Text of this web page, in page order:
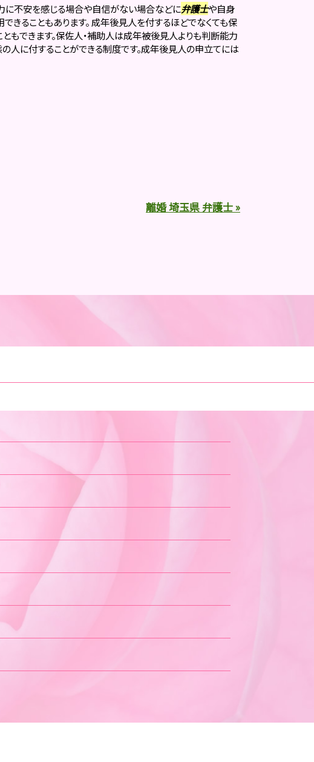
不安を感じる場合や自信がない場合などに弁護士や自身
きることもあります。 成年後見人を付するほどでなくても保
もできます。保佐人・補助人は成年被後見人よりも判断能力
人に付することができる制度です。成年後見人の申立てには
離婚 埼玉県 弁護士 »